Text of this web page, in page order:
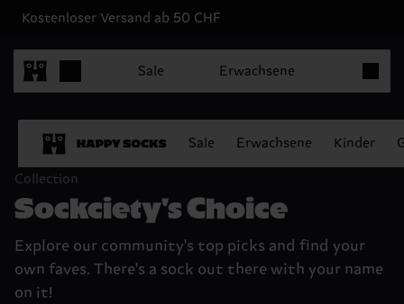
Kostenloser Versand ab 50 CHF
Sale Erwachsene
Sale Erwachsene Kinder
Collection
Sockciety's Choice
Explore our community's top picks and find your
own faves. There's a sock out there with your name
on it!